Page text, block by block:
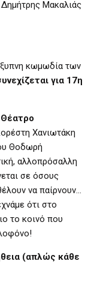
Μακαλιάς
κωμωδία των
για 17η
Θέατρο
Χανιωτάκη
Θοδωρή
αλλοπρόσαλλη
σε όσους
να παίρνουν…
ότι στο
το κοινό που
(απλώς κάθε